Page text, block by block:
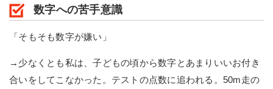
数字への苦手意識
「そもそも数字が嫌い」
→少なくとも私は、子どもの頃から数字とあまりいいお付き
合いをしてこなかった。テストの点数に追われる。50m走の